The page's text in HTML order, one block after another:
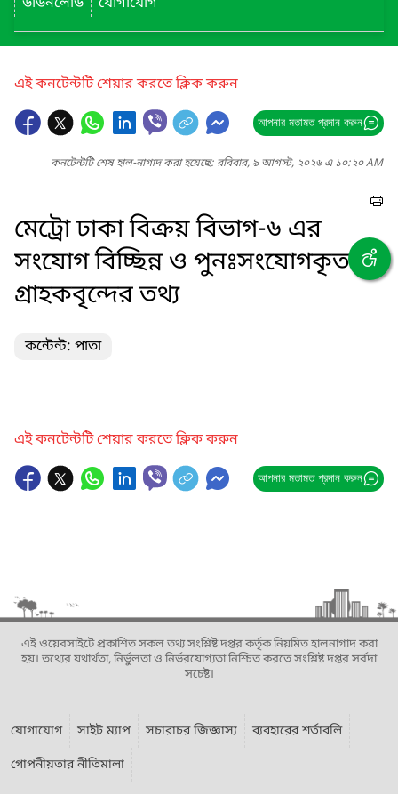
এই কনটেন্টটি শেয়ার করতে ক্লিক করুন
আপনার মতামত প্রদান করুন
কনটেন্টটি শেষ হাল-নাগাদ করা হয়েছে: রবিবার, ৯ আগস্ট, ২০২৬ এ ১০:২০ AM
মেট্রো ঢাকা বিক্রয় বিভাগ-৬ এর
সংযোগ বিচ্ছিন্ন ও পুনঃসংযোগকৃত
গ্রাহকবৃন্দের তথ্য
কন্টেন্ট: পাতা
এই কনটেন্টটি শেয়ার করতে ক্লিক করুন
আপনার মতামত প্রদান করুন
এই ওয়েবসাইটে প্রকাশিত সকল তথ্য সংশ্লিষ্ট দপ্তর কর্তৃক নিয়মিত হালনাগাদ করা
হয়। তথ্যের যথার্থতা, নির্ভুলতা ও নির্ভরযোগ্যতা নিশ্চিত করতে সংশ্লিষ্ট দপ্তর সর্বদা
সচেষ্ট।
যোগাযোগ সাইট ম্যাপ সচারাচর জিজ্ঞাস্য
ব্যবহারের শর্তাবলি
গোপনীয়তার নীতিমালা